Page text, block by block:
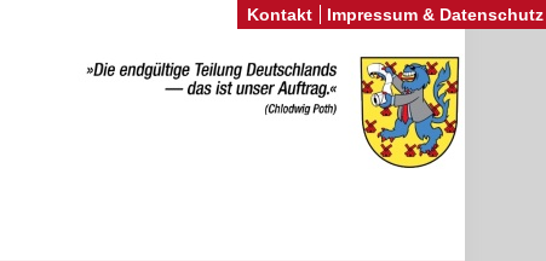
Kontakt Impressum & Datenschutz